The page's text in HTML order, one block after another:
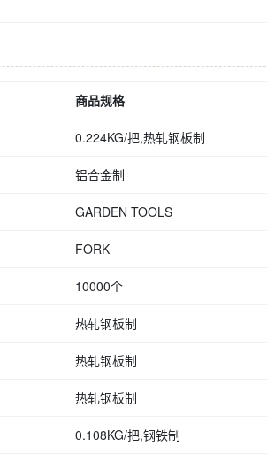
商品规格
0.224KG/把,热轧钢板制
铝合金制
GARDEN TOOLS
FORK
10000个
热轧钢板制
热轧钢板制
热轧钢板制
0.108KG/把,钢铁制